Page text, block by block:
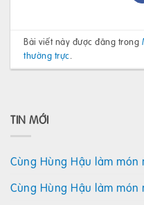
Bài viết này được đăng trong
thường trực.
TIN MỚI
Cùng Hùng Hậu làm món
Cùng Hùng Hậu làm món